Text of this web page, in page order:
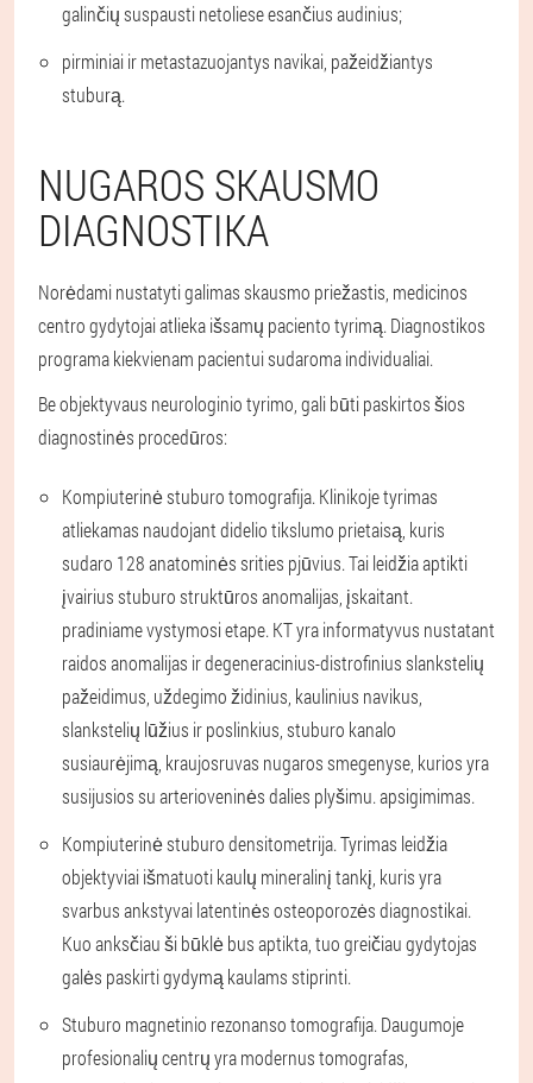
galinčių suspausti netoliese esančius audinius;
pirminiai ir metastazuojantys navikai, pažeidžiantys
stuburą.
NUGAROS SKAUSMO
DIAGNOSTIKA
Norėdami nustatyti galimas skausmo priežastis, medicinos
centro gydytojai atlieka išsamų paciento tyrimą. Diagnostikos
programa kiekvienam pacientui sudaroma individualiai.
Be objektyvaus neurologinio tyrimo, gali būti paskirtos šios
diagnostinės procedūros:
Kompiuterinė stuburo tomografija. Klinikoje tyrimas
atliekamas naudojant didelio tikslumo prietaisą, kuris
sudaro 128 anatominės srities pjūvius. Tai leidžia aptikti
įvairius stuburo struktūros anomalijas, įskaitant.
pradiniame vystymosi etape. KT yra informatyvus nustatant
raidos anomalijas ir degeneracinius-distrofinius slankstelių
pažeidimus, uždegimo židinius, kaulinius navikus,
slankstelių lūžius ir poslinkius, stuburo kanalo
susiaurėjimą, kraujosruvas nugaros smegenyse, kurios yra
susijusios su arterioveninės dalies plyšimu. apsigimimas.
Kompiuterinė stuburo densitometrija. Tyrimas leidžia
objektyviai išmatuoti kaulų mineralinį tankį, kuris yra
svarbus ankstyvai latentinės osteoporozės diagnostikai.
Kuo anksčiau ši būklė bus aptikta, tuo greičiau gydytojas
galės paskirti gydymą kaulams stiprinti.
Stuburo magnetinio rezonanso tomografija. Daugumoje
profesionalių centrų yra modernus tomografas,